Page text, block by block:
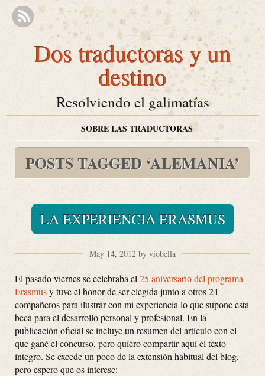
Dos traductoras y un
destino
Resolviendo el galimatías
SOBRE LAS TRADUCTORAS
POSTS TAGGED ‘ALEMANIA’
LA EXPERIENCIA ERASMUS
May 14, 2012 by viobella
El pasado viernes se celebraba el 25 aniversario del programa
Erasmusy tuve el honor de ser elegida junto a otros 24
compañeros para ilustrar con mi experiencia lo que supone esta
beca para el desarrollo personal y profesional. En la
publicación oficial se incluye un resumen del artículo con el
que gané el concurso, pero quiero compartir aquí el texto
íntegro. Se excede un poco de la extensión habitual del blog,
pero espero que os interese: